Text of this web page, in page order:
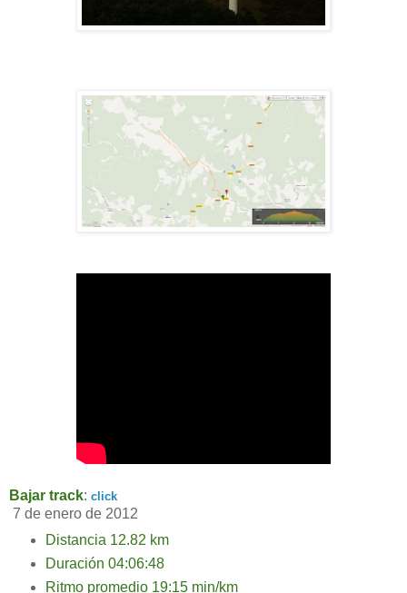
Bajar track: click
7 de enero de 2012
Distancia 12.82 km
Duración 04:06:48
Ritmo promedio 19:15 min/km